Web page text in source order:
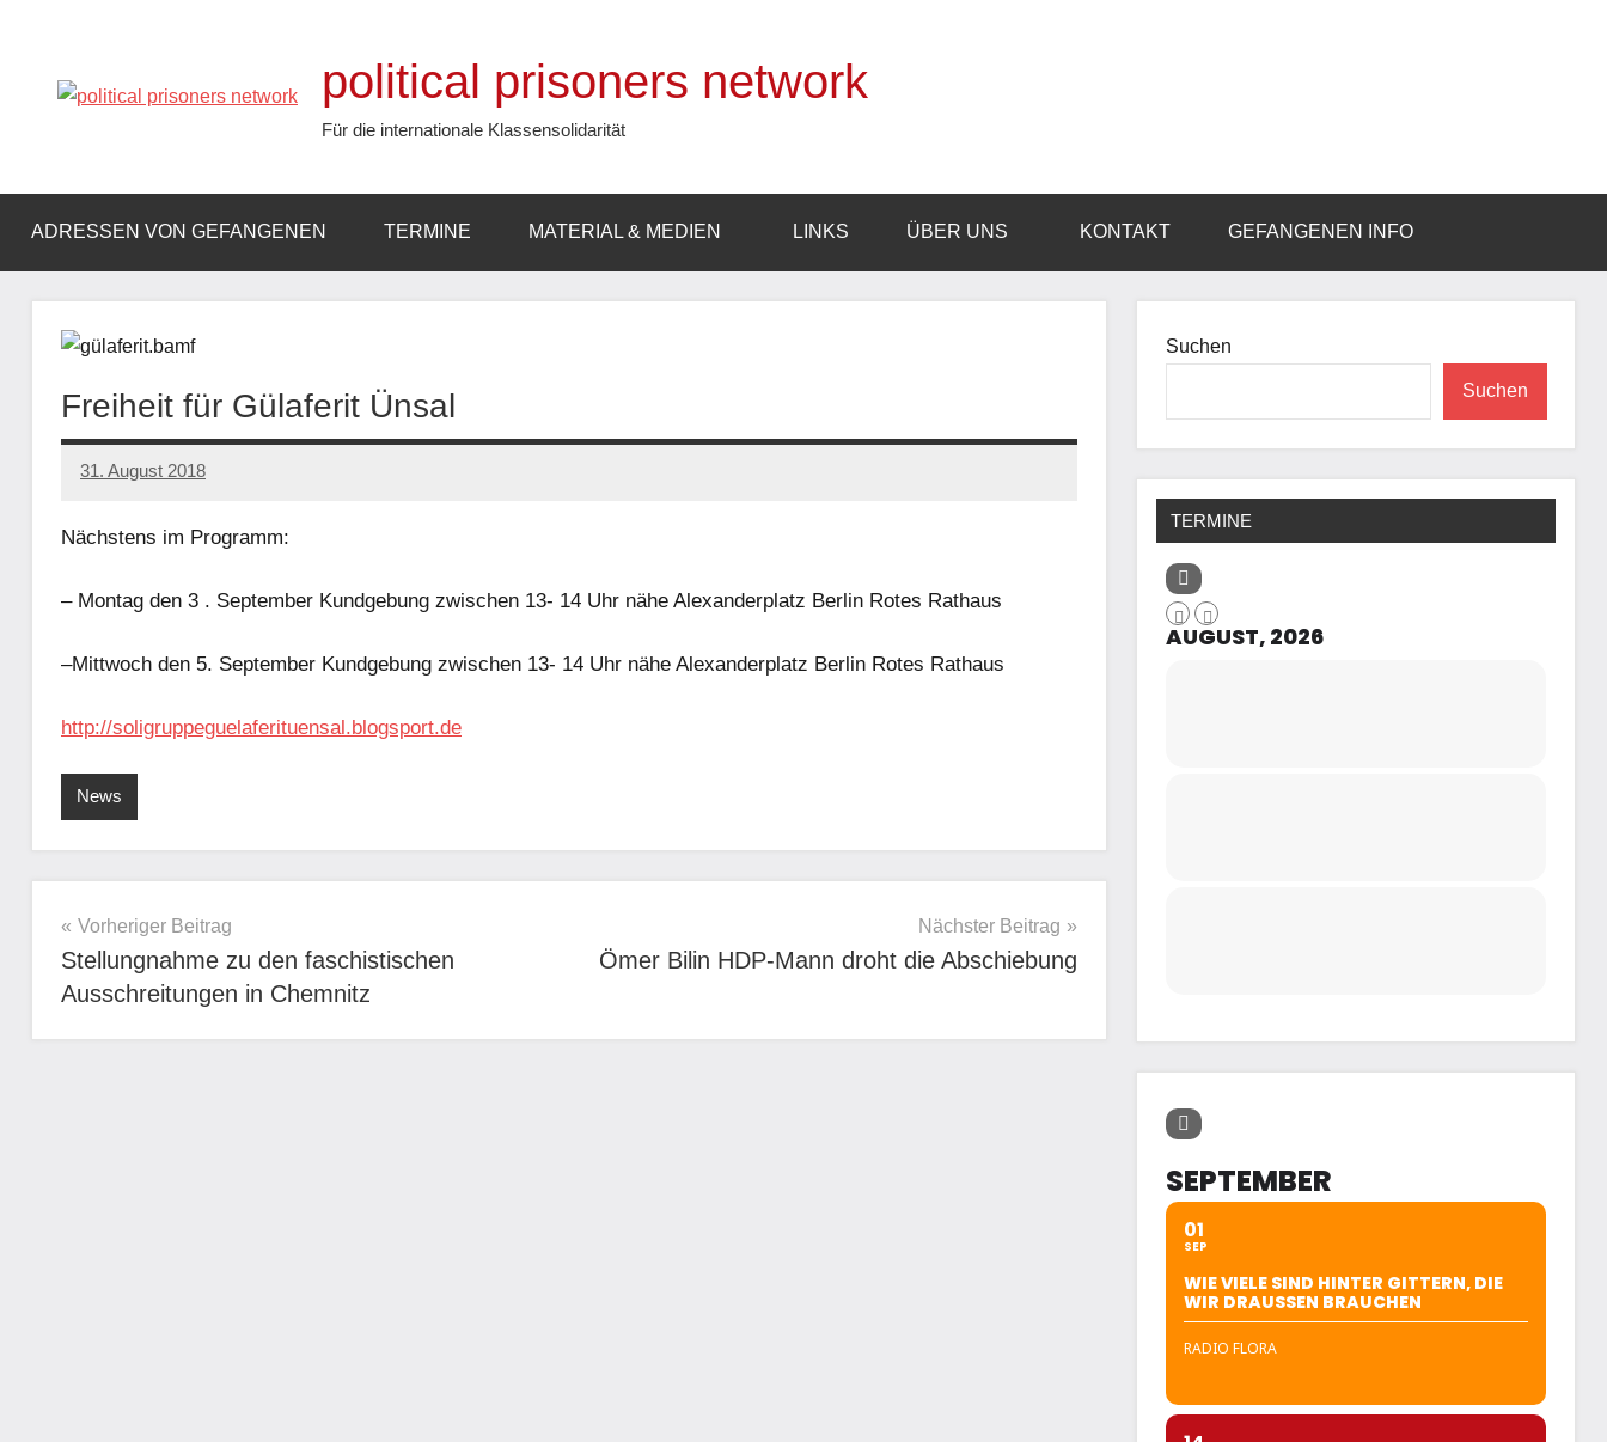
springen
political prisoners network
Für die internationale Klassensolidarität
ADRESSEN VON GEFANGENEN TERMINE MATERIAL & MEDIEN LINKS ÜBER UNS KONTAKT GEFANGENEN INFO
Freiheit für Gülaferit Ünsal
31. August 2018
admin
Nächstens im Programm:
– Montag den 3 . September Kundgebung zwischen 13- 14 Uhr nähe Alexanderplatz Berlin Rotes Rathaus
–Mittwoch den 5. September Kundgebung zwischen 13- 14 Uhr nähe Alexanderplatz Berlin Rotes Rathaus
http://soligruppeguelaferituensal.blogsport.de
News
Beitragsnavigation
Vorheriger Beitrag
Stellungnahme zu den faschistischen
Ausschreitungen in Chemnitz
Nächster Beitrag
Ömer Bilin HDP-Mann droht die Abschiebung
Suchen
Suchen
TERMINE
AUGUST, 2026
SEPTEMBER
01
SEP
WIE VIELE SIND HINTER GITTERN, DIE
WIR DRAUSSEN BRAUCHEN
RADIO FLORA